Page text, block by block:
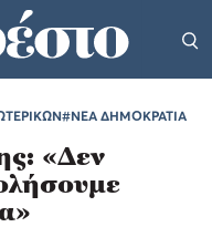
#ΝΕΑ ΔΗΜΟΚΡΑΤΙΑ
«Δεν